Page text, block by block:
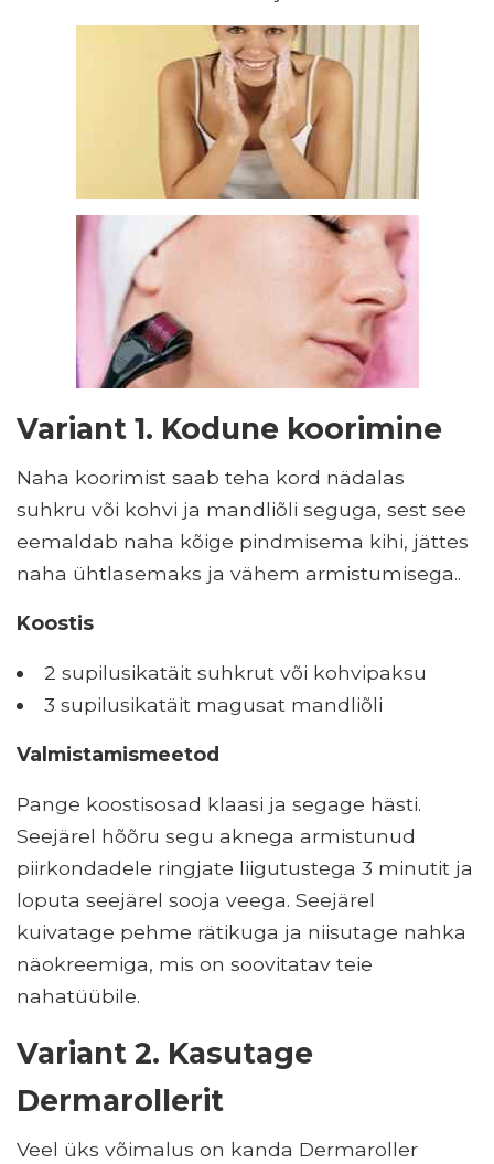
Variant 1. Kodune koorimine
Naha koorimist saab teha kord nädalas
suhkru või kohvi ja mandliõli seguga, sest see
eemaldab naha kõige pindmisema kihi, jättes
naha ühtlasemaks ja vähem armistumisega..
Koostis
2 supilusikatäit suhkrut või kohvipaksu
3 supilusikatäit magusat mandliõli
Valmistamismeetod
Pange koostisosad klaasi ja segage hästi.
Seejärel hõõru segu aknega armistunud
piirkondadele ringjate liigutustega 3 minutit ja
loputa seejärel sooja veega. Seejärel
kuivatage pehme rätikuga ja niisutage nahka
näokreemiga, mis on soovitatav teie
nahatüübile.
Variant 2. Kasutage
Dermarollerit
Veel üks võimalus on kanda Dermaroller